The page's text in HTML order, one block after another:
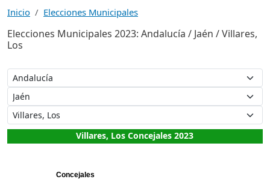
Inicio Elecciones Municipales
Elecciones Municipales 2023: Andalucía / Jaén / Villares,
Los
Villares, Los Concejales 2023
Concejales